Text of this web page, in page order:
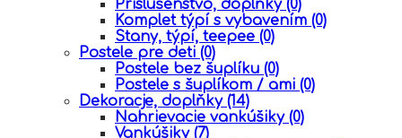
Prislušenstvo, doplňky (0)
Komplet týpí s vybavením (0)
Stany, týpí, teepee (0)
Postele pre deti (0)
Postele bez šuplíku (0)
Postele s šuplíkom / ami (0)
Dekoracje, doplňky (14)
Nahrievacie vankúšiky (0)
Vankúšiky (7)